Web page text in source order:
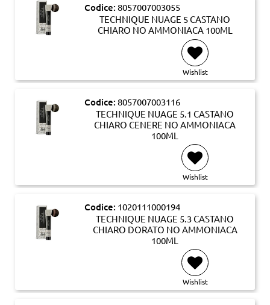
Codice: 8057007003055
TECHNIQUE NUAGE 5 CASTANO
CHIARO NO AMMONIACA 100ML
Wishlist
Codice: 8057007003116
TECHNIQUE NUAGE 5.1 CASTANO
CHIARO CENERE NO AMMONIACA
100ML
Wishlist
Codice: 1020111000194
TECHNIQUE NUAGE 5.3 CASTANO
CHIARO DORATO NO AMMONIACA
100ML
Wishlist